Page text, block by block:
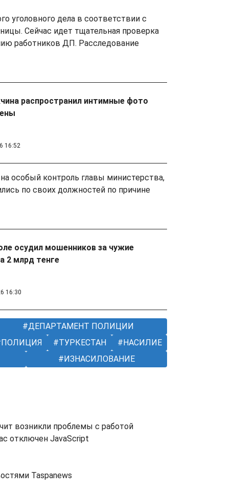
уголовного дела в соответствии с
Сейчас идет тщательная проверка
работников ДП. Расследование
распространил интимные фото
16:52
особый контроль главы министерства,
по своих должностей по причине
осудил мошенников за чужие
2 млрд тенге
16:30
ДЕПАРТАМЕНТ ПОЛИЦИИ
ТУРКЕСТАН
НАСИЛИЕ
ИЗНАСИЛОВАНИЕ
возникли проблемы с работой
отключен JavaScript
Taspanews